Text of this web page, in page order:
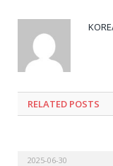
RELATED POSTS
2025-06-30